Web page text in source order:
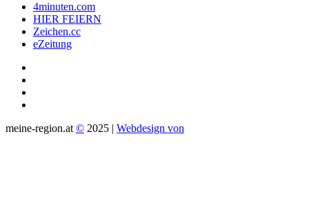
4minuten.com
HIER FEIERN
Zeichen.cc
eZeitung
meine-region.at© 2025 | Webdesign von